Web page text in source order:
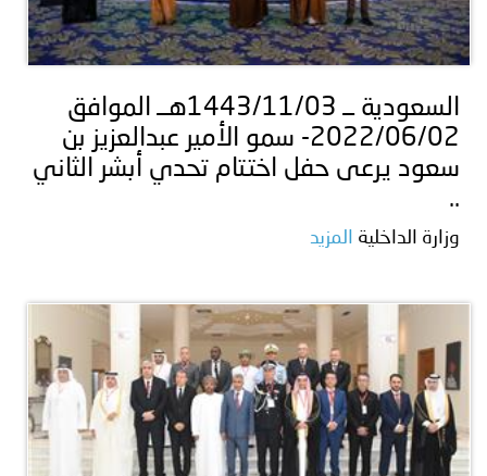
السعودية ــ 1443/11/03هــ الموافق
2022/06/02- سمو الأمير عبدالعزيز بن
سعود يرعى حفل اختتام تحدي أبشر الثاني
..
وزارة الداخلية المزيد